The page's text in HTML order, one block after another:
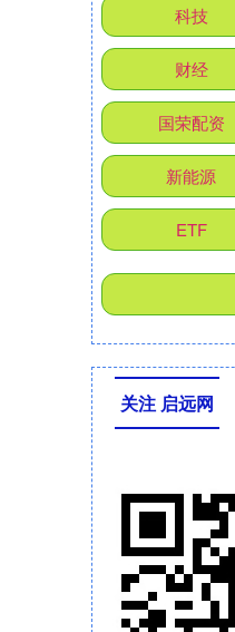
科技
财经
国荣配资
新能源
ETF
关注 启远网